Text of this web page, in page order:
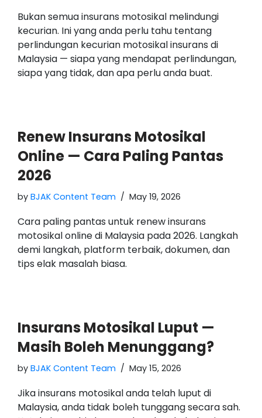
Bukan semua insurans motosikal melindungi
kecurian. Ini yang anda perlu tahu tentang
perlindungan kecurian motosikal insurans di
Malaysia — siapa yang mendapat perlindungan,
siapa yang tidak, dan apa perlu anda buat.
Renew Insurans Motosikal
Online — Cara Paling Pantas
2026
by BJAK Content Team May 19, 2026
Cara paling pantas untuk renew insurans
motosikal online di Malaysia pada 2026. Langkah
demi langkah, platform terbaik, dokumen, dan
tips elak masalah biasa.
Insurans Motosikal Luput —
Masih Boleh Menunggang?
by BJAK Content Team May 15, 2026
Jika insurans motosikal anda telah luput di
Malaysia, anda tidak boleh tunggang secara sah.